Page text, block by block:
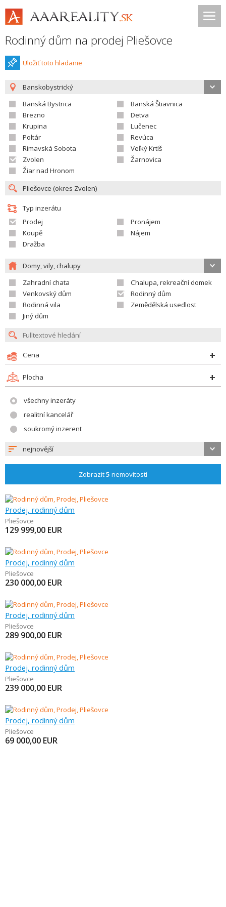
Rodinný dům na prodej Pliešovce
Uložiť toto hladanie
Banskobystrický
Banská Bystrica
Banská Štiavnica
Brezno
Detva
Krupina
Lučenec
Poltár
Revúca
Rimavská Sobota
Veľký Krtíš
Zvolen
Žarnovica
Žiar nad Hronom
Typ inzerátu
Prodej
Pronájem
Koupě
Nájem
Dražba
Domy, vily, chalupy
Zahradní chata
Chalupa, rekreační domek
Venkovský dům
Rodinný dům
Rodinná vila
Zemědělská usedlost
Jiný dům
Cena
Plocha
všechny inzeráty
realitní kancelář
soukromý inzerent
nejnovější
Zobrazit5 nemovitostí
Prodej, rodinný dům
Pliešovce
129 999,00 EUR
Prodej, rodinný dům
Pliešovce
230 000,00 EUR
Prodej, rodinný dům
Pliešovce
289 900,00 EUR
Prodej, rodinný dům
Pliešovce
239 000,00 EUR
Prodej, rodinný dům
Pliešovce
69 000,00 EUR